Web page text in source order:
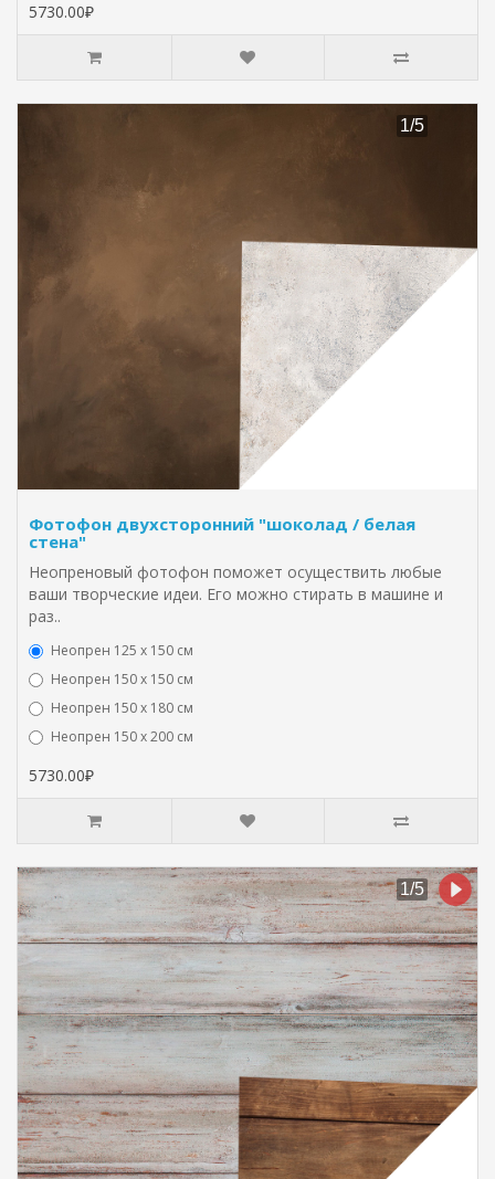
5730.00₽
Фотофон двухсторонний "шоколад / белая
стена"
Неопреновый фотофон поможет осуществить любые
ваши творческие идеи. Его можно стирать в машине и
раз..
Неопрен 125 х 150 см
Неопрен 150 х 150 см
Неопрен 150 х 180 см
Hеопрен 150 х 200 см
5730.00₽